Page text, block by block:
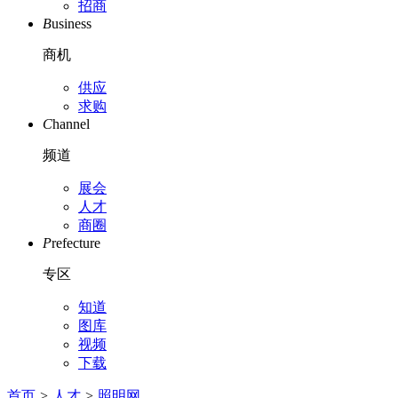
招商
Business
商机
供应
求购
Channel
频道
展会
人才
商圈
Prefecture
专区
知道
图库
视频
下载